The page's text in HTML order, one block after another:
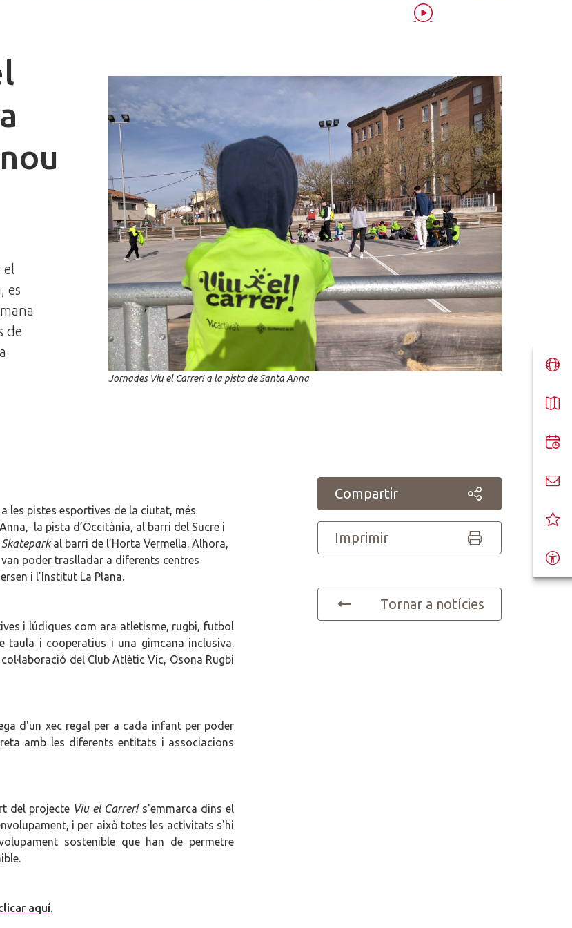
el
es
de
Jornades Viu el Carrer! a la pista de Santa Anna
les pistes esportives de la ciutat, més
la pista d’Occitània, al barri del Sucre i
Skateparkal barri de l’Horta Vermella. Alhora,
poder traslladar a diferents centres
i l’Institut La Plana.
i lúdiques com ara atletisme, rugbi, futbol
taula i cooperatius i una gimcana inclusiva.
del Club Atlètic Vic, Osona Rugbi
d'un xec regal per a cada infant per poder
amb les diferents entitats i associacions
del projecte Viu el Carrer!s'emmarca dins el
i per això totes les activitats s'hi
sostenible que han de permetre
aquí.
Compartir
Imprimir
Tornar a notícies